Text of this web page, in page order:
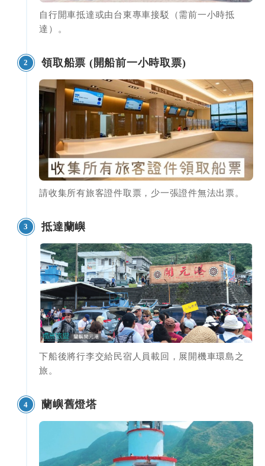
自行開車抵達或由台東專車接駁（需前一小時抵
達）。
2 領取船票 (開船前一小時取票)
請收集所有旅客證件取票，少一張證件無法出票。
3 抵達蘭嶼
下船後將行李交給民宿人員載回，展開機車環島之
旅。
4 蘭嶼舊燈塔